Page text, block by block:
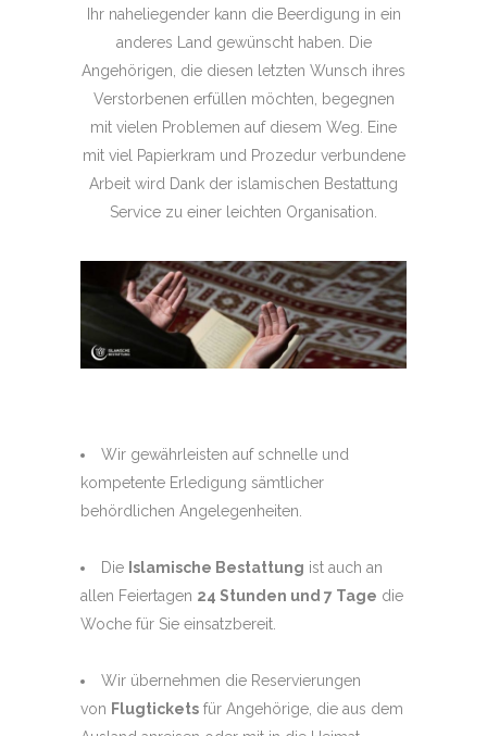
Ihr naheliegender kann die Beerdigung in ein
anderes Land gewünscht haben. Die
Angehörigen, die diesen letzten Wunsch ihres
Verstorbenen erfüllen möchten, begegnen
mit vielen Problemen auf diesem Weg. Eine
mit viel Papierkram und Prozedur verbundene
Arbeit wird Dank der islamischen Bestattung
Service zu einer leichten Organisation.
Wir gewährleisten auf schnelle und
kompetente Erledigung sämtlicher
behördlichen Angelegenheiten.
Die Islamische Bestattung ist auch an
allen Feiertagen 24 Stunden und 7 Tage die
Woche für Sie einsatzbereit.
Wir übernehmen die Reservierungen
von Flugtickets für Angehörige, die aus dem